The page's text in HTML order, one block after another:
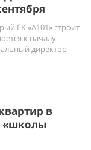
ГК «А101» строит
к началу
директор
в
«школы